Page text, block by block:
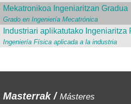
Mekatronikoa Ingeniaritzan Gradua
Grado en Ingeniería Mecatrónica
Industriari aplikatutako Ingeniaritza
Ingeniería Física aplicada a la industria
Masterrak / Másteres